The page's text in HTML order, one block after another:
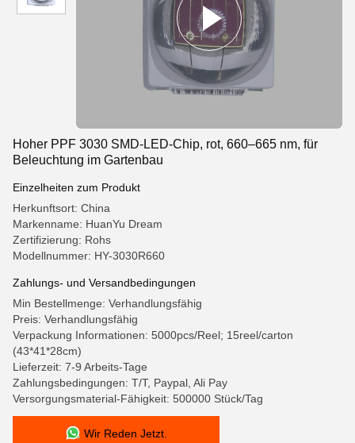
Hoher PPF 3030 SMD-LED-Chip, rot, 660–665 nm, für
Beleuchtung im Gartenbau
Einzelheiten zum Produkt
Herkunftsort: China
Markenname: HuanYu Dream
Zertifizierung: Rohs
Modellnummer: HY-3030R660
Zahlungs- und Versandbedingungen
Min Bestellmenge: Verhandlungsfähig
Preis: Verhandlungsfähig
Verpackung Informationen: 5000pcs/Reel; 15reel/carton
(43*41*28cm)
Lieferzeit: 7-9 Arbeits-Tage
Zahlungsbedingungen: T/T, Paypal, Ali Pay
Versorgungsmaterial-Fähigkeit: 500000 Stück/Tag
Wir Reden Jetzt.